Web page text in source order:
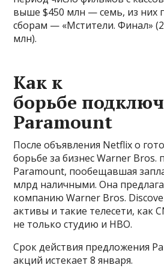
выше $450 млн — семь, из них
сборам — «Мстители. Финал»
млн).
Как к
борьбе
Paramount
После объявления Netflix о
борьбе за бизнес Warner Bros.
Paramount, пообещавшая
млрд наличными. Она
компанию Warner Bros.
активы и такие телесети, как
не только студию и HBO.
Срок действия предложения
акций истекает 8 января.